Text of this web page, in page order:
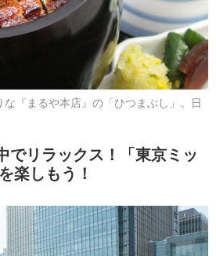
『まるや本店』の「ひつまぶし」。日
でリラックス！「東京ミッ
楽しもう！